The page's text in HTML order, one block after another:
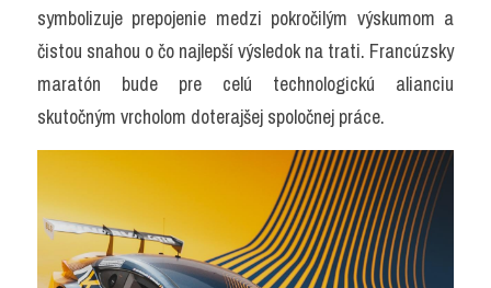
symbolizuje prepojenie medzi pokročilým výskumom a
čistou snahou o čo najlepší výsledok na trati. Francúzsky
maratón bude pre celú technologickú alianciu
skutočným vrcholom doterajšej spoločnej práce.